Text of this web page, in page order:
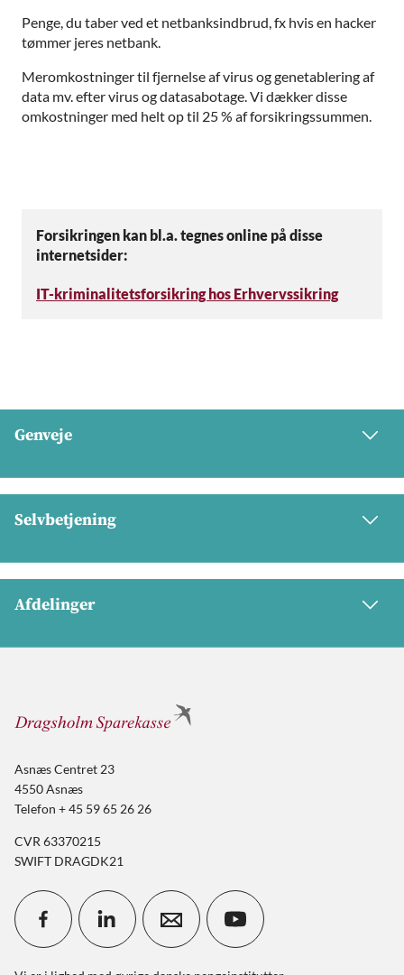
Penge, du taber ved et netbanksindbrud, fx hvis en hacker
tømmer jeres netbank.
Meromkostninger til fjernelse af virus og genetablering af
data mv. efter virus og datasabotage. Vi dækker disse
omkostninger med helt op til 25 % af forsikringssummen.
Forsikringen kan bl.a. tegnes online på disse
internetsider:
IT-kriminalitetsforsikring hos Erhvervssikring
Genveje
Selvbetjening
Afdelinger
Asnæs Centret 23
4550 Asnæs
Telefon + 45 59 65 26 26
CVR 63370215
SWIFT DRAGDK21